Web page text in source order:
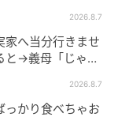
に…
2026.8.7
家へ当分行きませ
と→義母「じゃ
2026.8.7
っかり食べちゃお